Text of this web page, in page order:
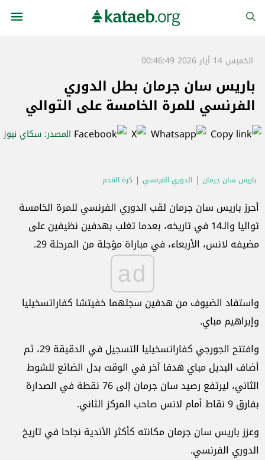
الخميس 14 أيار 2026 00:46:49
باريس سان جرمان بطل الدوري
الفرنسي للمرة الخامسة على التوالي
المصدر: سكاي نيوز
باريس سان جرمان الدوري الفرنسي كرة القدم
أحرز باريس سان جرمان لقب الدوري الفرنسي للمرة الخامسة
تواليا والـ14 في تاريخه، بعدما تغلب بهدفين نظيفين على
مضيفه لانس، الأربعاء، في مباراة ‌مؤجلة من المرحلة 29.
ad
واستفاد الضيوف من هدفين سجلهما خفيتشا ‌كفاراتسخيليا
‌وإبراهيم مباي.
وافتتح الجورجي كفاراتسخيليا التسجيل في الدقيقة 29، ثم
أضاف البديل مباي هدفا آخر في الوقت ‌بدل الضائع للشوط
الثاني، ‌ليرتفع ⁠رصيد سان جرمان إلى 76 نقطة في الصدارة
بفارق 9 نقاط أمام ⁠لانس ‌صاحب المركز الثاني.
وعزز باريس سان جرمان مكانته ⁠كأكثر الأندية نجاحا في تاريخ
⁠الدوري الفرنسي.